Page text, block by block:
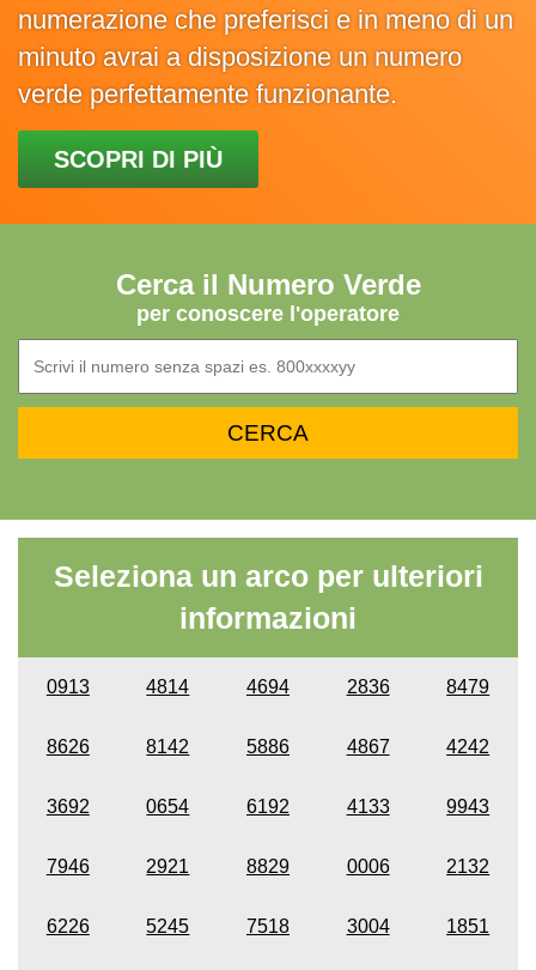
numerazione che preferisci e in meno di un
minuto avrai a disposizione un numero
verde perfettamente funzionante.
SCOPRI DI PIÙ
Cerca il Numero Verde
per conoscere l'operatore
Seleziona un arco per ulteriori
informazioni
0913 4814 4694 2836 8479
8626 8142 5886 4867 4242
3692 0654 6192 4133 9943
7946 2921 8829 0006 2132
6226 5245 7518 3004 1851